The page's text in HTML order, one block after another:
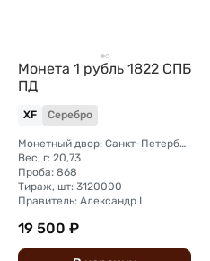
Монета 1 рубль 1822 СПБ
ПД
XF Серебро
Монетный двор: Санкт-Петербургский монетный двор
Вес, г: 20,73
Проба: 868
Тираж, шт: 3120000
Правитель: Александр I
19 500 ₽